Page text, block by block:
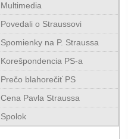
Multimedia
Povedali o Straussovi
Spomienky na P. Straussa
Korešpondencia PS-a
Prečo blahorečiť PS
Cena Pavla Straussa
Spolok